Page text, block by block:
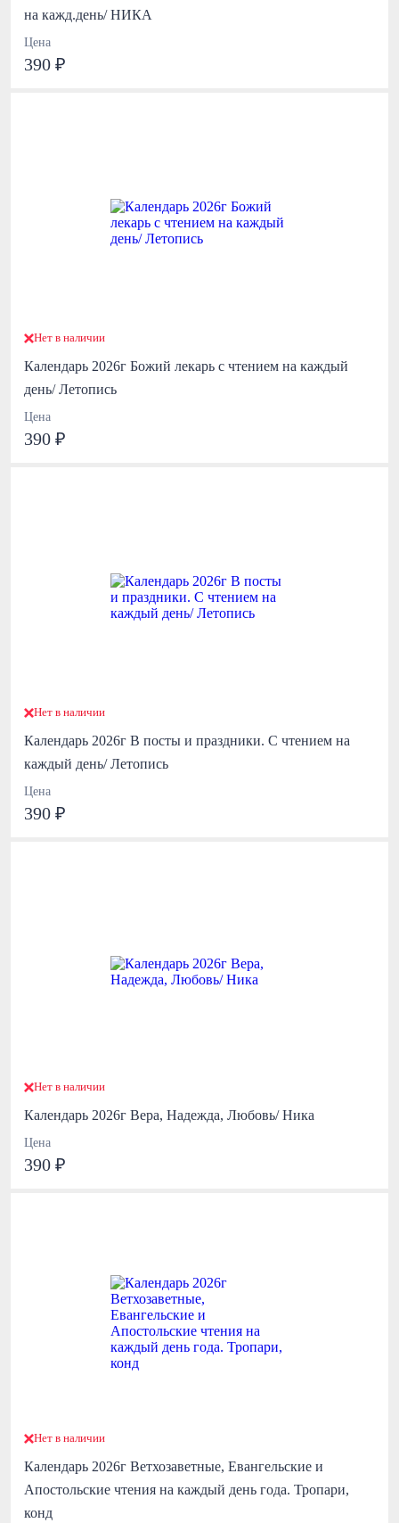
на кажд.день/ НИКА
Цена
390 ₽
Нет в наличии
Календарь 2026г Божий лекарь с чтением на каждый
день/ Летопись
Цена
390 ₽
Нет в наличии
Календарь 2026г В посты и праздники. С чтением на
каждый день/ Летопись
Цена
390 ₽
Нет в наличии
Календарь 2026г Вера, Надежда, Любовь/ Ника
Цена
390 ₽
Нет в наличии
Календарь 2026г Ветхозаветные, Евангельские и
Апостольские чтения на каждый день года. Тропари,
конд